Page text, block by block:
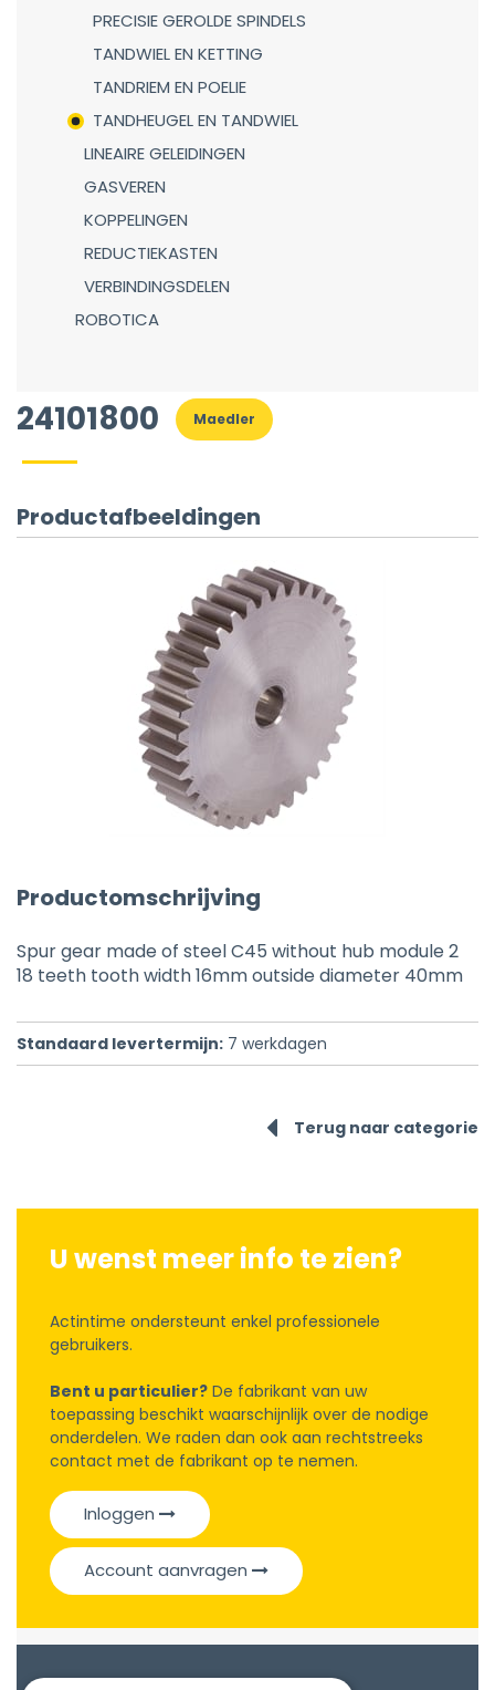
PRECISIE GEROLDE SPINDELS
TANDWIEL EN KETTING
TANDRIEM EN POELIE
TANDHEUGEL EN TANDWIEL
LINEAIRE GELEIDINGEN
GASVEREN
KOPPELINGEN
REDUCTIEKASTEN
VERBINDINGSDELEN
ROBOTICA
24101800 Maedler
Productafbeeldingen
Productomschrijving
Spur gear made of steel C45 without hub module 2
18 teeth tooth width 16mm outside diameter 40mm
Standaard levertermijn: 7 werkdagen
Terug naar categorie
U wenst meer info te zien?
Actintime ondersteunt enkel professionele
gebruikers.
Bent u particulier? De fabrikant van uw
toepassing beschikt waarschijnlijk over de nodige
onderdelen. We raden dan ook aan rechtstreeks
contact met de fabrikant op te nemen.
Inloggen
Account aanvragen